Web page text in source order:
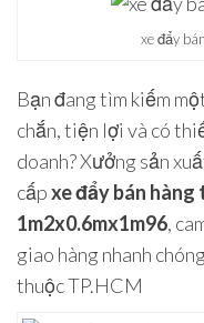
xe đẩy
Bạn đang tìm kiếm
chắn, tiện lợi và có
doanh? Xưởng sản
cấpxe đẩy bán
1m2x0.6mx1m96,
giao hàng nhanh
thuộc TP.HCM